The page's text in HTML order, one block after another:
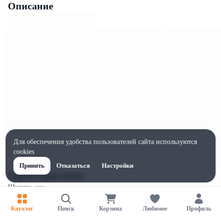
Описание
Характеристики
Ширина, мм
Высота, мм
Каталог Поиск Корзина Любимое Профиль
Для обеспечения удобства пользователей сайта используются
cookies
Принять
Отказаться Настройки